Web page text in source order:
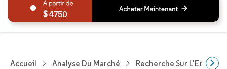
4750
Accueil Analyse Du Marché Recherche Sur